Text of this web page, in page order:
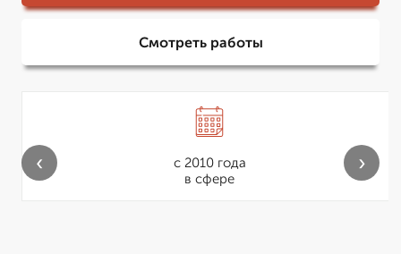
Смотреть работы
с 2010 года
в сфере
‹ ›